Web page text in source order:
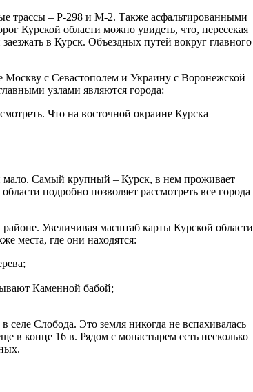
трассы – Р-298 и М-2. Также асфальтированными
Курской области можно увидеть, что, пересекая
в Курск. Объездных путей вокруг главного
Москву с Севастополем и Украину с Воронежской
узлами являются города:
Что на восточной окраине Курска
мало. Самый крупный – Курск, в нем проживает
подробно позволяет рассмотреть все города
Увеличивая масштаб карты Курской области
места, где они находятся:
Каменной бабой;
Слобода. Это земля никогда не вспахивалась
в конце 16 в. Рядом с монастырем есть несколько